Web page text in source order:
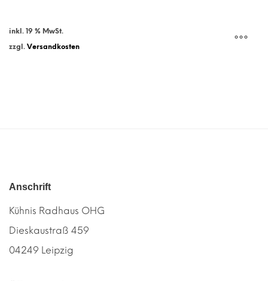
inkl. 19 % MwSt.
zzgl. Versandkosten
Anschrift
Kühnis Radhaus OHG
Dieskaustraß 459
04249 Leipzig